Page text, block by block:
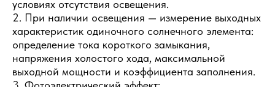
условиях отсутствия освещения.
2. При наличии освещения — измерение выходных
характеристик одиночного солнечного элемента:
определение тока короткого замыкания,
напряжения холостого хода, максимальной
выходной мощности и коэффициента заполнения.